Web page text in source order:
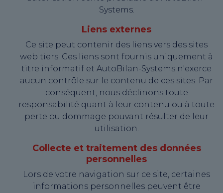
Systems.
Liens externes
Ce site peut contenir des liens vers des sites
web tiers. Ces liens sont fournis uniquement à
titre informatif et AutoBilan-Systems n'exerce
aucun contrôle sur le contenu de ces sites. Par
conséquent, nous déclinons toute
responsabilité quant à leur contenu ou à toute
perte ou dommage pouvant résulter de leur
utilisation.
Collecte et traitement des données
personnelles
Lors de votre navigation sur ce site, certaines
informations personnelles peuvent être